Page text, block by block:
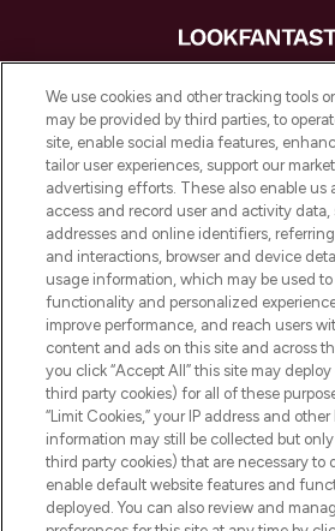
LOOKFANTASTIC is de
beautybestemming van
beste huidverzorging,
make-up van meer dan 200
Shop online of via de
verzending vanaf
Cookie-
Do Not Sell or Share My
Information
HELP &
OVER
We use cookies and other tracking tools
may be provided by third parties, to
site, enable social media features,
tailor user experiences, support our
advertising efforts. These also enable us
access and record user and activity data,
addresses and online identifiers, referring
and interactions, browser and device
usage information, which may be used
functionality and personalized
improve performance, and reach users
content and ads on this site and across
you click “Accept All” this site may
third party cookies) for all of these
“Limit Cookies,” your IP address and
information may still be collected but
third party cookies) that are necessary to
enable default website features and
deployed. You can also review and